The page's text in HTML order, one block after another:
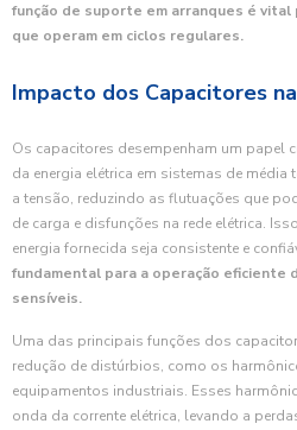
função de suporte em arranques é vital
que operam em ciclos regulares.
Impacto dos Capacitores
Os capacitores desempenham um papel
da energia elétrica em sistemas de
a tensão, reduzindo as flutuações que
de carga e disfunções na rede elétrica.
energia fornecida seja consistente e
fundamental para a operação eficiente
sensíveis.
Uma das principais funções dos
redução de distúrbios, como os
equipamentos industriais. Esses
onda da corrente elétrica, levando a